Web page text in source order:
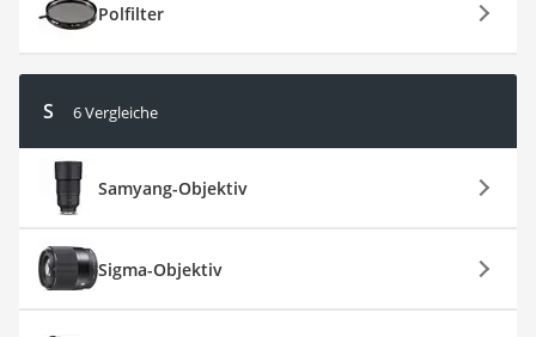
Polfilter
S 6 Vergleiche
Samyang-Objektiv
Sigma-Objektiv